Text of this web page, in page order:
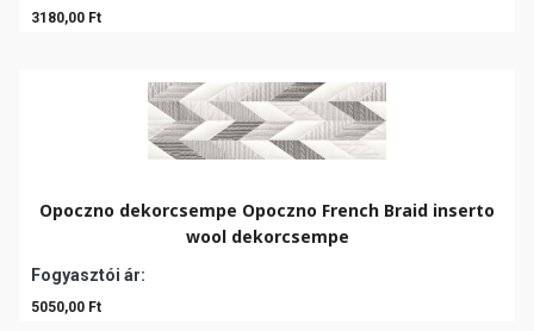
3180,00 Ft
Opoczno dekorcsempe Opoczno French Braid inserto
wool dekorcsempe
Fogyasztói ár:
5050,00 Ft